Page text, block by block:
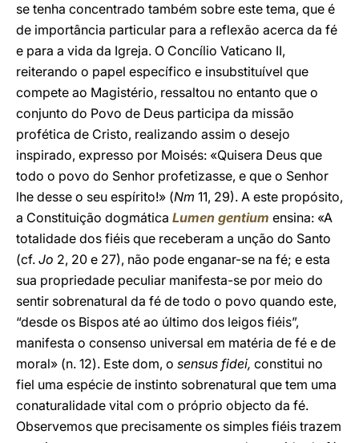
se tenha concentrado também sobre este tema, que é
de importância particular para a reflexão acerca da fé
e para a vida da Igreja. O Concílio Vaticano II,
reiterando o papel específico e insubstituível que
compete ao Magistério, ressaltou no entanto que o
conjunto do Povo de Deus participa da missão
profética de Cristo, realizando assim o desejo
inspirado, expresso por Moisés: «Quisera Deus que
todo o povo do Senhor profetizasse, e que o Senhor
lhe desse o seu espírito!» (Nm 11, 29). A este propósito,
a Constituição dogmática Lumen gentium ensina: «A
totalidade dos fiéis que receberam a unção do Santo
(cf. Jo 2, 20 e 27), não pode enganar-se na fé; e esta
sua propriedade peculiar manifesta-se por meio do
sentir sobrenatural da fé de todo o povo quando este,
“desde os Bispos até ao último dos leigos fiéis”,
manifesta o consenso universal em matéria de fé e de
moral» (n. 12). Este dom, o sensus fidei, constitui no
fiel uma espécie de instinto sobrenatural que tem uma
conaturalidade vital com o próprio objecto da fé.
Observemos que precisamente os simples fiéis trazem